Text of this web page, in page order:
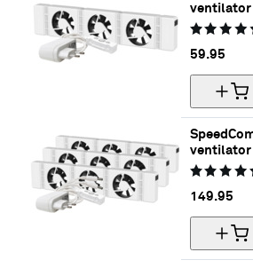
ventilator
59.95
ventilator
149.95